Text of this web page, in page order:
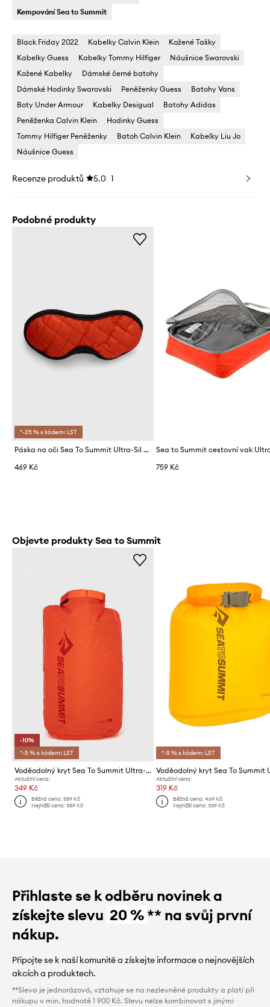
Kempování Sea to Summit
Black Friday 2022 Kabelky Calvin Klein
Kožené Tašky
Kabelky Guess
Kabelky Tommy Hilfiger
Náušnice Swarovski
Kožené Kabelky
Dámské černé batohy
Dámské Hodinky Swarovski
Peněženky Guess
Batohy Vans
Boty Under Armour
Kabelky Desigual
Batohy Adidas
Peněženka Calvin Klein
Hodinky Guess
Tommy Hilfiger Peněženky
Batoh Calvin Klein
Kabelky Liu Jo
Náušnice Guess
Recenze produktů 5.0 1
Podobné produkty
*-25 % s kódem: LST
Páska na oči Sea To Summit Ultra-Sil Eye Shade
469 Kč
759 Kč
Objevte produkty Sea to Summit
-10%
*-5 % s kódem: LST
Voděodolný kryt Sea To Summit Ultra-Sil Dry Bag 8 L
Aktuální cena:
349 Kč
Běžná cena:589 Kč
Nejnižší cena:389 Kč
*-5 % s kódem: LST
Aktuální cena:
319 Kč
Běžná cena: 469 Kč
Nejnižší cena: 339 Kč
Přihlaste se k odběru novinek a
získejte slevu 20 %** na svůj první
nákup.
Připojte se k naší komunitě a získejte informace o nejnovějších
akcích a produktech.
**Sleva je jednorázová, vztahuje se na nezlevněné produkty a platí při
nákupu v min. hodnotě 1 900 Kč. Slevu nelze kombinovat s jinými